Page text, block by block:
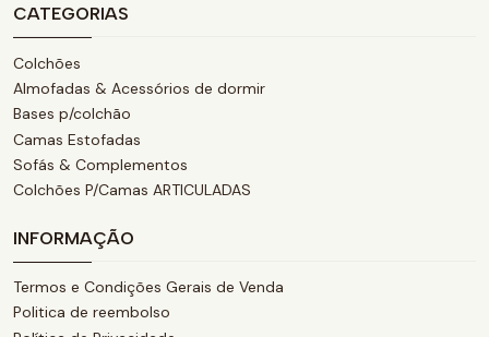
CATEGORIAS
Colchões
Almofadas & Acessórios de dormir
Bases p/colchão
Camas Estofadas
Sofás & Complementos
Colchões P/Camas ARTICULADAS
INFORMAÇÃO
Termos e Condições Gerais de Venda
Politica de reembolso